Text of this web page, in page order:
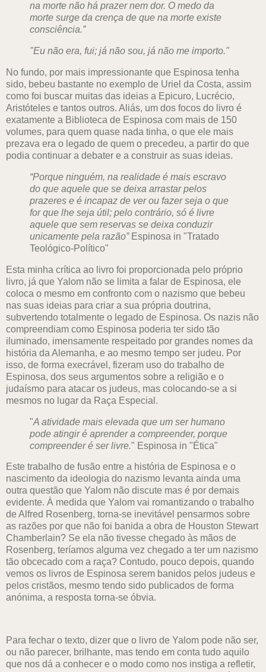
na morte não há prazer nem dor. O medo da
morte surge da crença de que na morte existe
consciência.”
"Eu não era, fui; já não sou, já não me importo."
No fundo, por mais impressionante que Espinosa tenha
sido, bebeu bastante no exemplo de Uriel da Costa, assim
como foi buscar muitas das ideias a Epicuro, Lucrécio,
Aristóteles e tantos outros. Aliás, um dos focos do livro é
exatamente a Biblioteca de Espinosa com mais de 150
volumes, para quem quase nada tinha, o que ele mais
prezava era o legado de quem o precedeu, a partir do que
podia continuar a debater e a construir as suas ideias.
“Porque ninguém, na realidade é mais escravo
do que aquele que se deixa arrastar pelos
prazeres e é incapaz de ver ou fazer seja o que
for que lhe seja útil; pelo contrário, só é livre
aquele que sem reservas se deixa conduzir
unicamente pela razão”Espinosa in "Tratado
Teológico-Político"
Esta minha crítica ao livro foi proporcionada pelo próprio
livro, já que Yalom não se limita a falar de Espinosa, ele
coloca o mesmo em confronto com o nazismo que bebeu
nas suas ideias para criar a sua própria doutrina,
subvertendo totalmente o legado de Espinosa. Os nazis não
compreendiam como Espinosa poderia ter sido tão
iluminado, imensamente respeitado por grandes nomes da
história da Alemanha, e ao mesmo tempo ser judeu. Por
isso, de forma execrável, fizeram uso do trabalho de
Espinosa, dos seus argumentos sobre a religião e o
judaísmo para atacar os judeus, mas colocando-se a si
mesmos no lugar da Raça Especial.
"A atividade mais elevada que um ser humano
pode atingir é aprender a compreender, porque
compreender é ser livre." Espinosa in "Ética"
Este trabalho de fusão entre a história de Espinosa e o
nascimento da ideologia do nazismo levanta ainda uma
outra questão que Yalom não discute mas é por demais
evidente. À medida que Yalom vai romantizando o trabalho
de Alfred Rosenberg, torna-se inevitável pensarmos sobre
as razões por que não foi banida a obra de Houston Stewart
Chamberlain? Se ela não tivesse chegado às mãos de
Rosenberg, teríamos alguma vez chegado a ter um nazismo
tão obcecado com a raça? Contudo, pouco depois, quando
vemos os livros de Espinosa serem banidos pelos judeus e
pelos cristãos, mesmo tendo sido publicados de forma
anónima, a resposta torna-se óbvia.
Para fechar o texto, dizer que o livro de Yalom pode não ser,
ou não parecer, brilhante, mas tendo em conta tudo aquilo
que nos dá a conhecer e o modo como nos instiga a refletir,